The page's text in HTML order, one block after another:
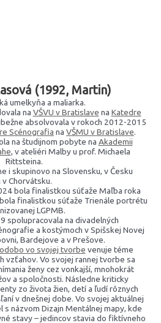
(1992, Martin)
umelkyňa a maliarka.
na VŠVU v Bratislave na Katedre
absolvovala v rokoch 2012-2015
Scénografia na VŠMU v Bratislave.
na študijnom pobyte na Akademii
, v ateliéri Malby u prof. Michaela
Rittsteina.
i skupinovo na Slovensku, v Česku
v Chorvátsku.
bola finalistkou súťaže Maľba roka
finalistkou súťaže Trienále portrétu
LGPMB.
spolupracovala na divadelných
a kostýmoch v Spišskej Novej
Bardejove a v Prešove.
vo svojej tvorbe venuje téme
vzťahov. Vo svojej rannej tvorbe sa
ženy cez vonkajší, mnohokrát
a spoločnosti. Následne kriticky
zo života žien, detí a ľudí rôznych
v dnešnej dobe. Vo svojej aktuálnej
názvom Dizajn Mentálnej mapy, kde
stavy – jedincov stavia do fiktívneho